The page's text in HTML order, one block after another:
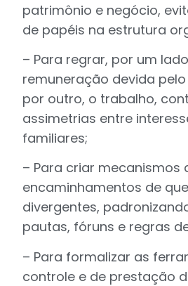
patrimônio e negócio,
de papéis na estrutura
– Para regrar, por um
remuneração devida
por outro, o trabalho,
assimetrias entre
familiares;
– Para criar mecanismos
encaminhamentos de
divergentes,
pautas, fóruns e regras
– Para formalizar as
controle e de prestação